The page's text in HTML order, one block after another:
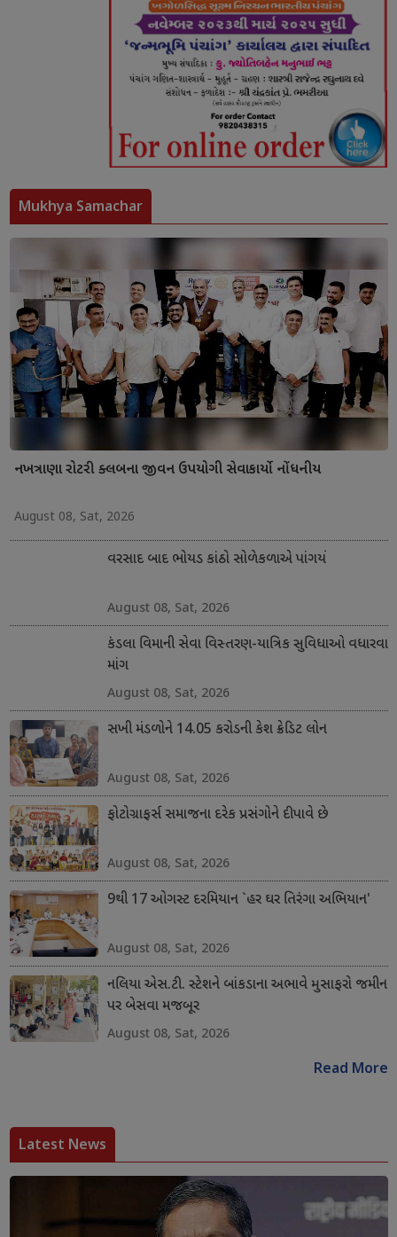
Mukhya Samachar
નખત્રાણા રોટરી ક્લબના જીવન ઉપયોગી સેવાકાર્યો નોંધનીય
August 08, Sat, 2026
વરસાદ બાદ ભોયડ કાંઠો સોળેકળાએ પાંગર્યો
August 08, Sat, 2026
કંડલા વિમાની સેવા વિસ્તરણ-યાત્રિક સુવિધાઓ વધારવા
માંગ
August 08, Sat, 2026
સખી મંડળોને 14.05 કરોડની કેશ ક્રેડિટ લોન
August 08, Sat, 2026
ફોટોગ્રાફર્સ સમાજના દરેક પ્રસંગોને દીપાવે છે
August 08, Sat, 2026
9થી 17 ઓગસ્ટ દરમિયાન `હર ઘર તિરંગા અભિયાન'
August 08, Sat, 2026
નલિયા એસ.ટી. સ્ટેશને બાંકડાના અભાવે મુસાફરો જમીન
પર બેસવા મજબૂર
August 08, Sat, 2026
Read More
Latest News